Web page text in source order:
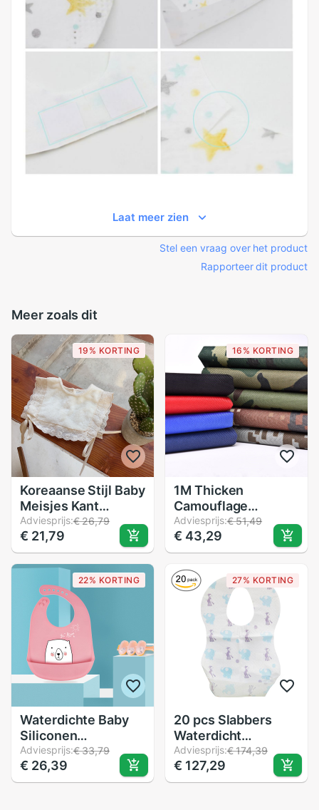
Laat meer zien
Stel een vraag over het product
Rapporteer dit product
Meer zoals dit
19% KORTING
Koreaanse Stijl Baby
Meisjes Kant
Vesten Ties Leuke
Peuters Slabbetjes
Winter Kleding
Accessiories Kids
Schort
Adviesprijs:€ 26,79
€ 21,79
16% KORTING
1M Thicken
Camouflage
Waterdichte Oxford
Stof Gedrukt Doek
Outdoor Diy
Regendicht Doek
Zak Outdoor Tent
Naaien Materiaal
Adviesprijs:€ 51,49
€ 43,29
22% KORTING
Waterdichte Baby
Siliconen
Slabbetjes Burp
Doeken Peuter Kids
Verstelbare Voeden
Adviesprijs:€ 33,79
€ 26,39
27% KORTING
20 pcs Slabbers
Waterdicht
Wegwerp
Slabbetjes
Babyvoeding Niet-
Adviesprijs:€ 174,39
€ 127,29